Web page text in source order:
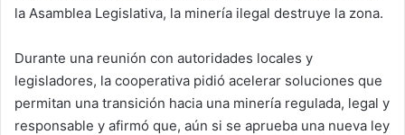
la Asamblea Legislativa, la minería ilegal destruye la zona.
Durante una reunión con autoridades locales y
legisladores, la cooperativa pidió acelerar soluciones que
permitan una transición hacia una minería regulada, legal y
responsable y afirmó que, aún si se aprueba una nueva ley